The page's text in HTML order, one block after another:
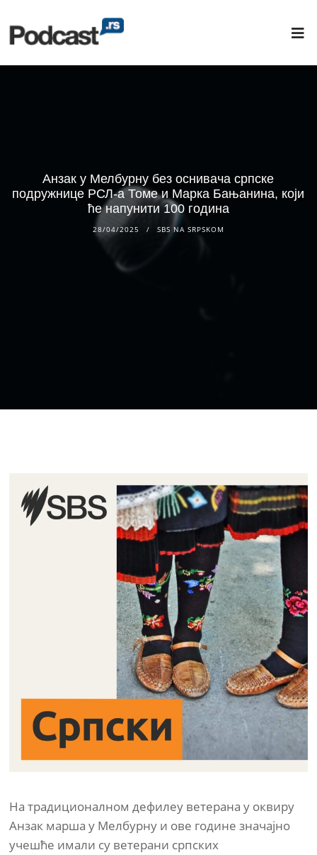
Анзак у Мелбурну без оснивача српске
подружнице РСЛ-а Томе и Марка Бањанина, који
ће напунити 100 година
28/04/2025 SBS NA SRPSKOM
На традиционалном дефилеу ветерана у оквиру
Анзак марша у Мелбурну и ове године значајно
учешће имали су ветерани српских